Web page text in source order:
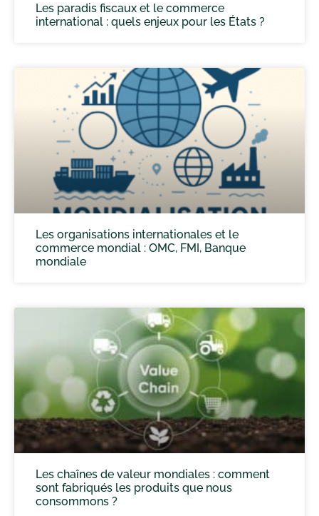
Les paradis fiscaux et le commerce
international : quels enjeux pour les États ?
Les organisations internationales et le
commerce mondial : OMC, FMI, Banque
mondiale
Les chaînes de valeur mondiales : comment
sont fabriqués les produits que nous
consommons ?